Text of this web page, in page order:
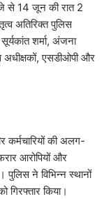
से 14 जून की रात 2
अतिरिक्त पुलिस
शर्मा, अंजना
अधीक्षकों, एसडीओपी और
कर्मचारियों की अलग-
आरोपियों और
पुलिस ने विभिन्न स्थानों
किया।